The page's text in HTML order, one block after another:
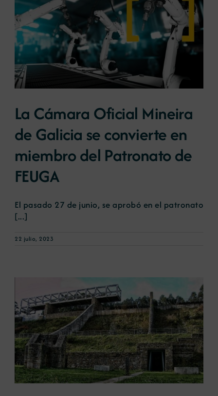
La Cámara Oficial Mineira
de Galicia se convierte en
miembro del Patronato de
FEUGA
El pasado 27 de junio, se aprobó en el patronato
[...]
22 julio, 2023